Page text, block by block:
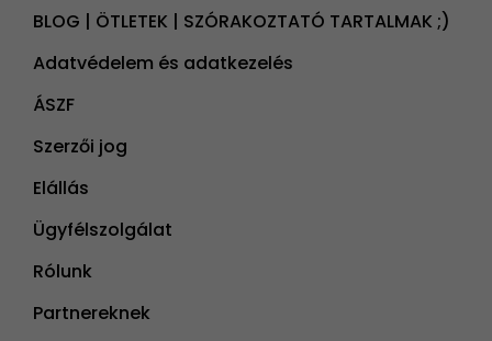
BLOG | ÖTLETEK | SZÓRAKOZTATÓ TARTALMAK ;)
Adatvédelem és adatkezelés
ÁSZF
Szerzői jog
Elállás
Ügyfélszolgálat
Rólunk
Partnereknek